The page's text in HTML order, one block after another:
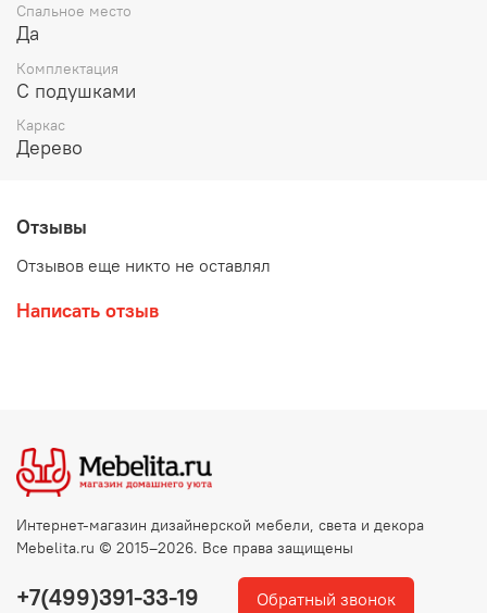
Спальное место
Да
Комплектация
С подушками
Каркас
Дерево
Отзывы
Отзывов еще никто не оставлял
Написать отзыв
+7(499)391-33-19 Обратный звонок
Интернет-магазин дизайнерской мебели, света и декора
Mebelita.ru © 2015–2026. Все права защищены